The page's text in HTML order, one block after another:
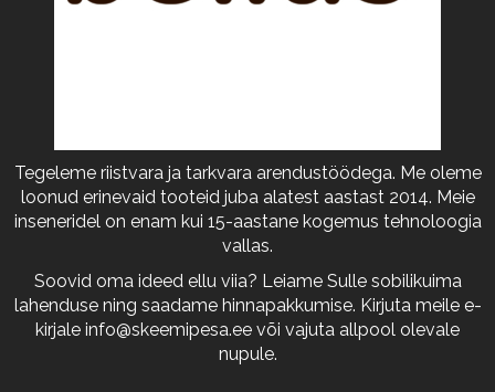
Tegeleme riistvara ja tarkvara arendustöödega. Me oleme
loonud erinevaid tooteid juba alatest aastast 2014. Meie
inseneridel on enam kui 15-aastane kogemus tehnoloogia
vallas.
Soovid oma ideed ellu viia? Leiame Sulle sobilikuima
lahenduse ning saadame hinnapakkumise. Kirjuta meile e-
kirjale info@skeemipesa.ee või vajuta allpool olevale
nupule.